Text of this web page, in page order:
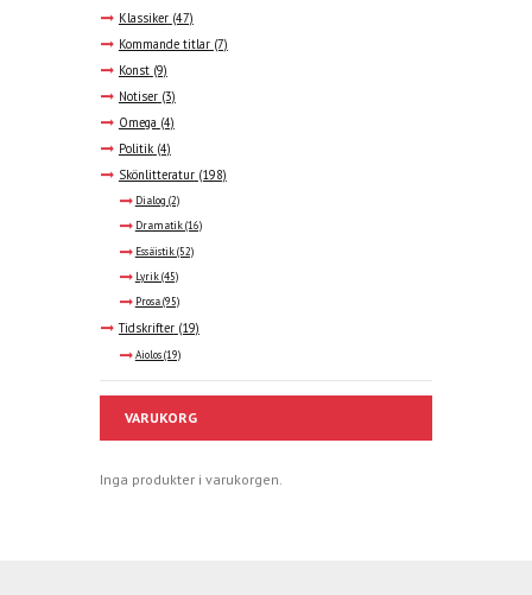
Klassiker (47)
Kommande titlar (7)
Konst (9)
Notiser (3)
Omega (4)
Politik (4)
Skönlitteratur (198)
Dialog (2)
Dramatik(16)
Essäistik(52)
Lyrik(45)
Prosa(95)
Tidskrifter (19)
Aiolos(19)
VARUKORG
Inga produkter i varukorgen.